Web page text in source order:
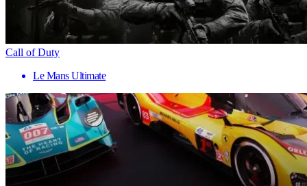
Call of Duty
Le Mans Ultimate